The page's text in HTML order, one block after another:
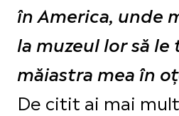
în America, unde
la muzeul lor să
măiastra mea în
De citit ai mai